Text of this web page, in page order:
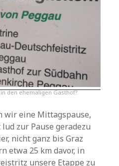
den ehemaligen Gasthof?
wir eine Mittagspause,
zur Pause geradezu
nicht ganz bis Graz
etwa 25 km davor, in
unsere Etappe zu